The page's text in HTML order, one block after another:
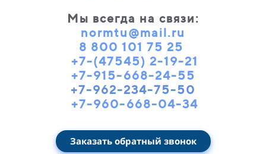
Мы всегда на связи:
normtu@mail.ru
8 800 101 75 25
+7-(47545) 2-19-21
+7-915-668-24-55
+7-962-234-75-50
+7-960-668-04-34
Заказать обратный звонок